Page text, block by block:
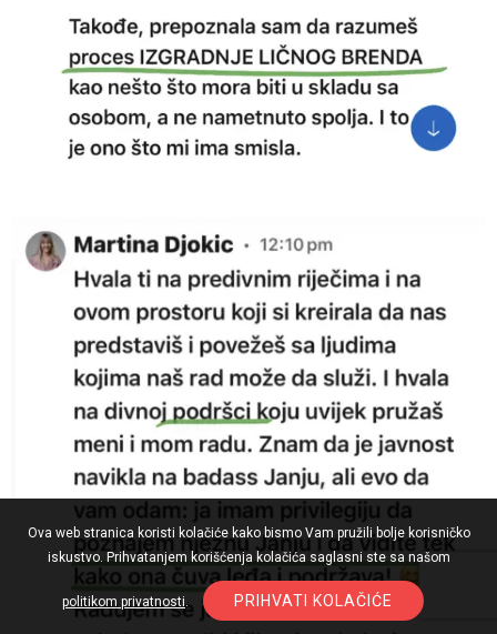
Ova web stranica koristi kolačiće kako bismo Vam pružili bolje korisničko
iskustvo. Prihvatanjem korišćenja kolačića saglasni ste sa našom
politikom privatnosti. PRIHVATI KOLAČIĆE